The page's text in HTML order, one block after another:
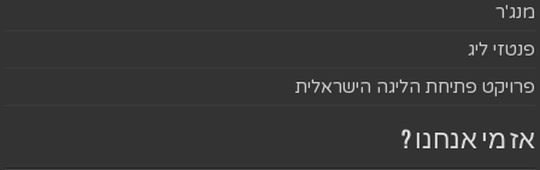
מנג'ר
פנטזי ליג
פרויקט פתיחת הליגה הישראלית
אז מי אנחנו ?